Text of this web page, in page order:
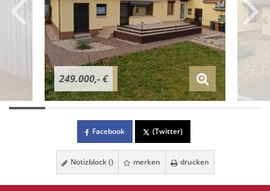
249.000,- €
Facebook (Twitter)
Notizblock () merken drucken